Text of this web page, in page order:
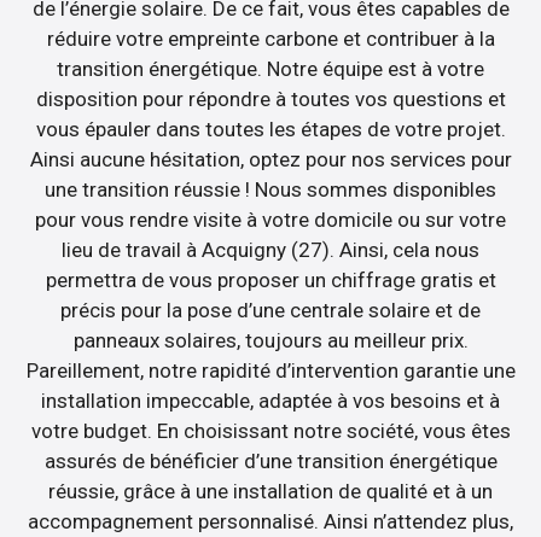
de l’énergie solaire. De ce fait, vous êtes capables de
réduire votre empreinte carbone et contribuer à la
transition énergétique. Notre équipe est à votre
disposition pour répondre à toutes vos questions et
vous épauler dans toutes les étapes de votre projet.
Ainsi aucune hésitation, optez pour nos services pour
une transition réussie ! Nous sommes disponibles
pour vous rendre visite à votre domicile ou sur votre
lieu de travail à Acquigny (27). Ainsi, cela nous
permettra de vous proposer un chiffrage gratis et
précis pour la pose d’une centrale solaire et de
panneaux solaires, toujours au meilleur prix.
Pareillement, notre rapidité d’intervention garantie une
installation impeccable, adaptée à vos besoins et à
votre budget. En choisissant notre société, vous êtes
assurés de bénéficier d’une transition énergétique
réussie, grâce à une installation de qualité et à un
accompagnement personnalisé. Ainsi n’attendez plus,